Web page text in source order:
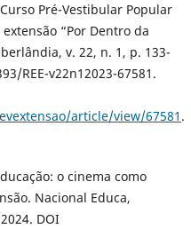
Pré-Vestibular Popular
“Por Dentro da
v. 22, n. 1, p. 133-
REE-v22n12023-67581.
article/view/67581 .
o cinema como
Nacional Educa,
DOI